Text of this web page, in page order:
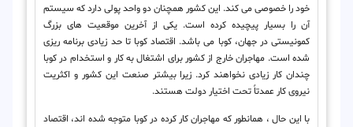
خود را خصوصی می کند. این کشور همچنان دو واحد پولی دارد که سیستم
آن را بسیار پیچیده کرده است. یکی از آخرین موقعیت های بزرگ
کمونیستی در جهان، کوبا می باشد. اقتصاد کوبا تا حد زیادی برنامه ریزی
شده است. مهاجران خارج از کشور برای اشتغال به کار و استخدام در کوبا
چندان کار زیادی نخواهند کرد. زیرا بیشتر صنعت این کشور و اکثریت
نیروی کار عمدتاً تحت اختیار دولت هستند.
با این حال ، همانطور که مهاجران کار کرده در کوبا متوجه شده اند، اقتصاد